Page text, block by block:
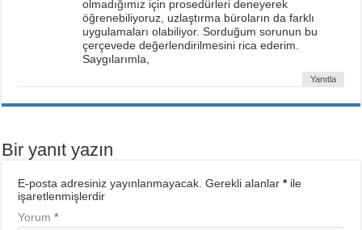
olmadığımız için prosedürleri deneyerek
öğrenebiliyoruz, uzlaştırma büroların da farklı
uygulamaları olabiliyor. Sorduğum sorunun bu
çerçevede değerlendirilmesini rica ederim.
Saygılarımla,
Yanıtla
Bir yanıt yazın
E-posta adresiniz yayınlanmayacak. Gerekli alanlar*ile
işaretlenmişlerdir
Yorum*